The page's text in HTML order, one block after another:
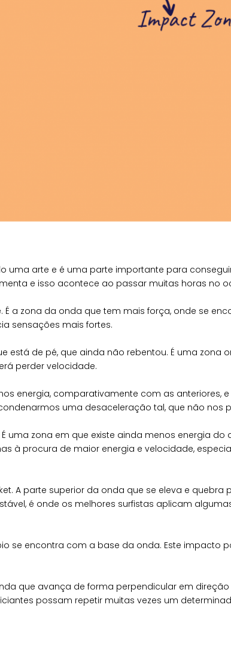
uma arte e é uma parte importante para
e isso acontece ao passar muitas horas no
a zona da onda que tem mais força, onde se
sensações mais fortes.
está de pé, que ainda não rebentou. É uma zona
perder velocidade.
energia, comparativamente com as anteriores,
uma desaceleração tal, que não nos
uma zona em que existe ainda menos energia
à procura de maior energia e velocidade,
A parte superior da onda que se eleva e
é onde os melhores surfistas aplicam
se encontra com a base da onda. Este impacto
que avança de forma perpendicular em
possam repetir muitas vezes um